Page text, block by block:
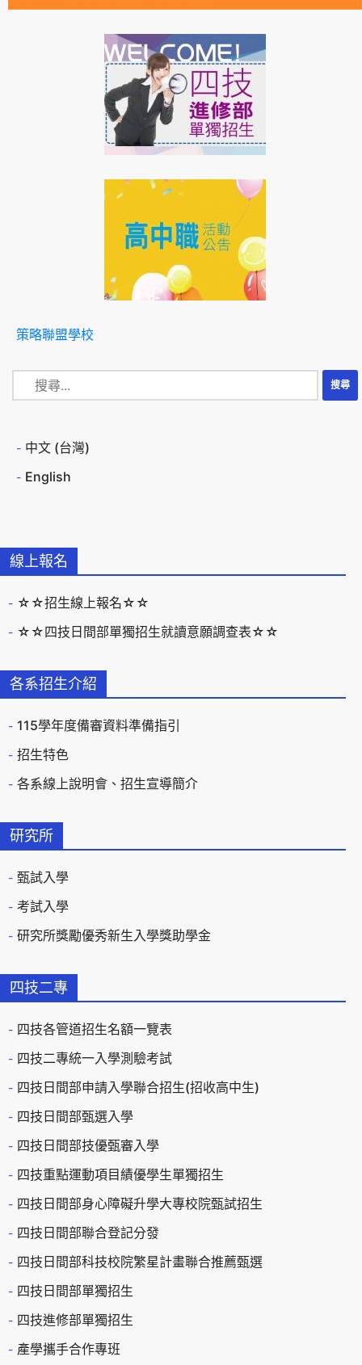
線上報名
☆☆招生線上報名☆☆
☆☆四技日間部單獨招生就讀意願調查表☆☆
各系招生介紹
115學年度備審資料準備指引
招生特色
各系線上說明會、招生宣導簡介
研究所
甄試入學
考試入學
研究所獎勵優秀新生入學獎助學金
四技二專
四技各管道招生名額一覽表
四技二專統一入學測驗考試
四技日間部申請入學聯合招生(招收高中生)
四技日間部甄選入學
四技日間部技優甄審入學
四技重點運動項目績優學生單獨招生
四技日間部身心障礙升學大專校院甄試招生
四技日間部聯合登記分發
四技日間部科技校院繁星計畫聯合推薦甄選
四技日間部單獨招生
四技進修部單獨招生
產學攜手合作專班
策略聯盟學校
中文 (台灣)
English